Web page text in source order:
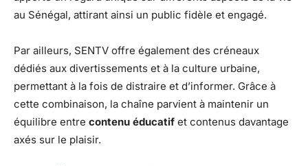
au Sénégal, attirant ainsi un public fidèle et engagé.
Par ailleurs, SENTV offre également des créneaux
dédiés aux divertissements et à la culture urbaine,
permettant à la fois de distraire et d’informer. Grâce à
cette combinaison, la chaîne parvient à maintenir un
équilibre entre contenu éducatif et contenus davantage
axés sur le plaisir.